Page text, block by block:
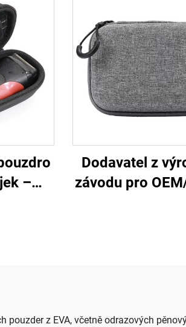
–
Dodavatel z
závodu pro
z EVA, včetně odrazových